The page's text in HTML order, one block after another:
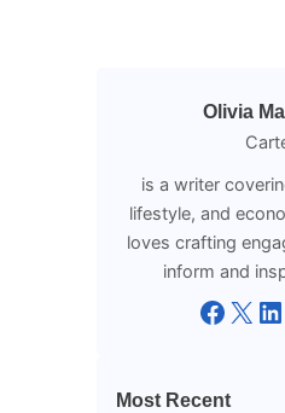
Olivia
is a writer
lifestyle, and
loves crafting
inform and
Facebook X LinkedIn
Most Recent